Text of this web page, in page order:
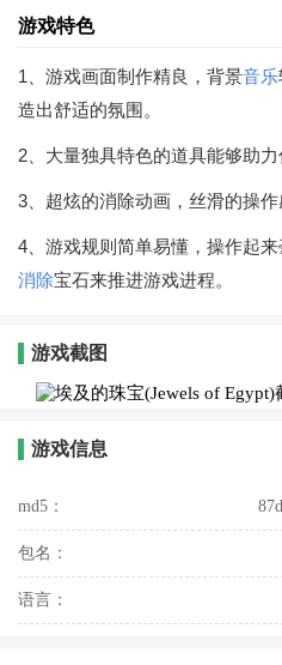
游戏特色
1、游戏画面制作精良，背景音乐
造出舒适的氛围。
2、大量独具特色的道具能够助力
3、超炫的消除动画，丝滑的操作
4、游戏规则简单易懂，操作起
消除宝石来推进游戏进程。
游戏截图
游戏信息
md5：
包名：
语言：